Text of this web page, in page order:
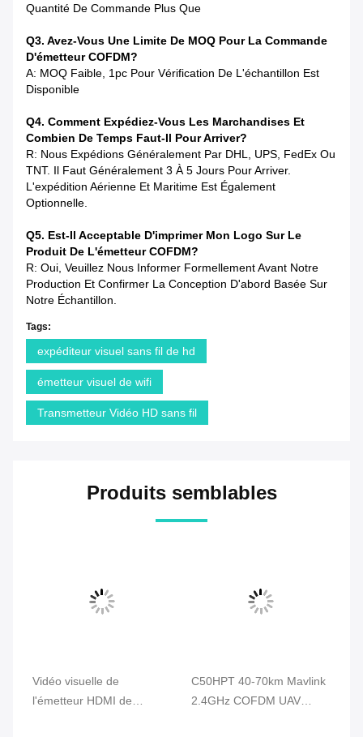
Quantité De Commande Plus Que
Q3. Avez-Vous Une Limite De MOQ Pour La Commande
D'émetteur COFDM?
A: MOQ Faible, 1pc Pour Vérification De L'échantillon Est
Disponible
Q4. Comment Expédiez-Vous Les Marchandises Et
Combien De Temps Faut-Il Pour Arriver?
R: Nous Expédions Généralement Par DHL, UPS, FedEx Ou
TNT. Il Faut Généralement 3 À 5 Jours Pour Arriver.
L'expédition Aérienne Et Maritime Est Également
Optionnelle.
Q5. Est-Il Acceptable D'imprimer Mon Logo Sur Le
Produit De L'émetteur COFDM?
R: Oui, Veuillez Nous Informer Formellement Avant Notre
Production Et Confirmer La Conception D'abord Basée Sur
Notre Échantillon.
Tags:
expéditeur visuel sans fil de hd
émetteur visuel de wifi
Transmetteur Vidéo HD sans fil
Produits semblables
Vidéo visuelle de
l'émetteur HDMI de
C50HPT 40-70km Mavlink
2.4GHz COFDM UAV